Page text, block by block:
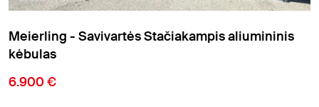
Meierling - Savivartės Stačiakampis aliumininis
kėbulas
6.900 €